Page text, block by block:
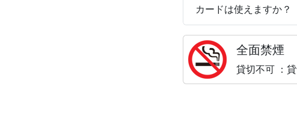
カードは使えますか？
全面禁煙
貸切不可 ：